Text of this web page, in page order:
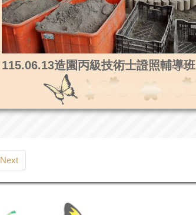
115.06.13造園丙級技術士證照輔導班
Next